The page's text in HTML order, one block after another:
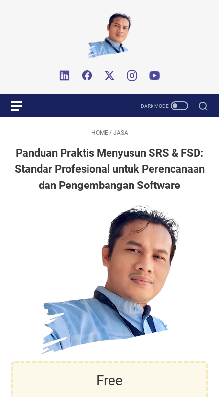
HOME / JASA
Panduan Praktis Menyusun SRS & FSD:
Standar Profesional untuk Perencanaan
dan Pengembangan Software
Free